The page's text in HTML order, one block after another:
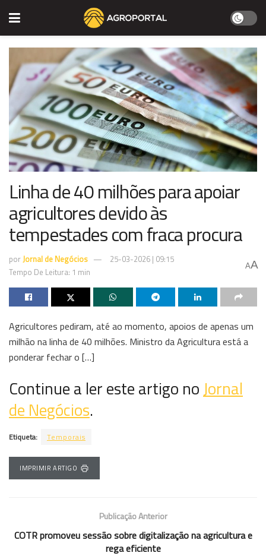
Linha de 40 milhões para apoiar
agricultores devido às
tempestades com fraca procura
porJornal de Negócios
25-03-2026 | 09:15
Tempo De Leitura: 1 min
AA
Agricultores pediram, até ao momento, apoios de apenas um
milhão na linha de 40 milhões. Ministro da Agricultura está a
ponderar fechar o […]
Continue a ler este artigo noJornal
de Negócios.
Etiqueta: Temporais
IMPRIMIR ARTIGO
Publicação Anterior
COTR promoveu sessão sobre digitalização na agricultura e
rega eficiente